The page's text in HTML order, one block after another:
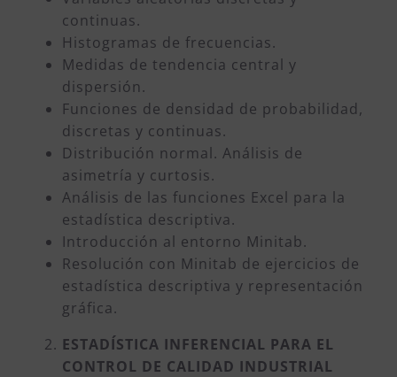
continuas.
Histogramas de frecuencias.
Medidas de tendencia central y
dispersión.
Funciones de densidad de probabilidad,
discretas y continuas.
Distribución normal. Análisis de
asimetría y curtosis.
Análisis de las funciones Excel para la
estadística descriptiva.
Introducción al entorno Minitab.
Resolución con Minitab de ejercicios de
estadística descriptiva y representación
gráfica.
ESTADÍSTICA INFERENCIAL PARA EL
CONTROL DE CALIDAD INDUSTRIAL